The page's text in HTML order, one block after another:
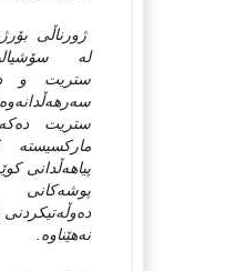
ژورناڵی
له‌
ستریت و
ستریت
مارکسیسته‌
پیاهه‌ڵدانی
ده‌وڵه‌تیکردنی
نه‌‌هێناوه‌.